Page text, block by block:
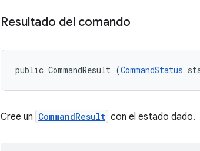
Resultado del comando
public CommandResult (CommandStatus
Cree un CommandResult con el estado dado.